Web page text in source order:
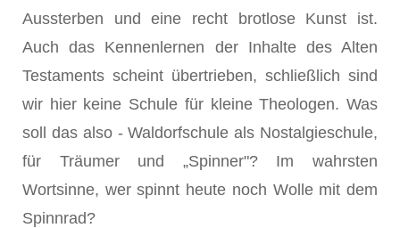
Aussterben und eine recht brotlose Kunst ist.
Auch das Kennenlernen der Inhalte des Alten
Testaments scheint übertrieben, schließlich sind
wir hier keine Schule für kleine Theologen. Was
soll das also - Waldorfschule als Nostalgieschule,
für Träumer und „Spinner"? Im wahrsten
Wortsinne, wer spinnt heute noch Wolle mit dem
Spinnrad?